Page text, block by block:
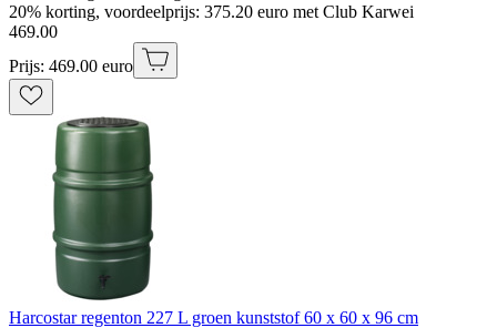
20% korting, voordeelprijs: 375.20 euro met Club Karwei
469.00
Prijs: 469.00 euro
Harcostar regenton 227 L groen kunststof 60 x 60 x 96 cm